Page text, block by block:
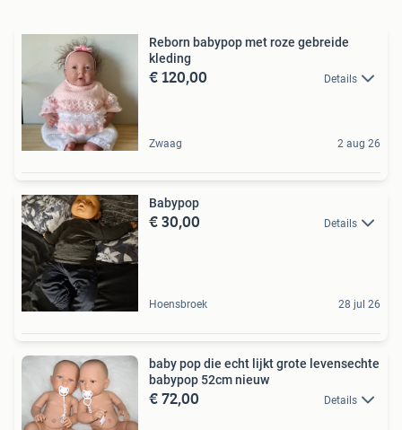
Reborn babypop met roze gebreide
kleding
€ 120,00 Details
Zwaag 2 aug 26
Babypop
€ 30,00 Details
Hoensbroek 28 jul 26
baby pop die echt lijkt grote levensechte
babypop 52cm nieuw
€ 72,00 Details